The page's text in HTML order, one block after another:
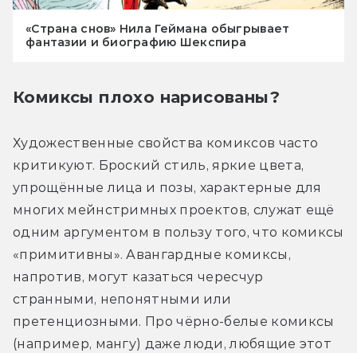
«Страна снов» Нила Геймана обыгрывает
фантазии и биографию Шекспира
Комиксы плохо нарисованы?
Художественные свойства комиксов часто
критикуют. Броский стиль, яркие цвета,
упрощённые лица и позы, характерные для
многих мейнстримных проектов, служат ещё
одним аргументом в пользу того, что комиксы
«примитивны». Авангардные комиксы,
напротив, могут казаться чересчур
странными, непонятными или
претенциозными. Про чёрно-белые комиксы
(например, мангу) даже люди, любящие этот